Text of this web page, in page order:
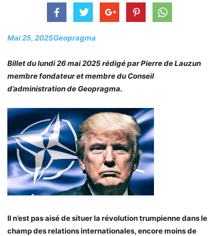
Mai 25, 2025Geopragma
Billet du lundi 26 mai 2025 rédigé par Pierre de Lauzun
membre fondateur et membre du Conseil
d’administration de Geopragma.
Il n’est pas aisé de situer la révolution trumpienne dans le
champ des relations internationales, encore moins de